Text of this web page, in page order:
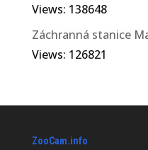
Views: 138648
Záchranná stanice
Views: 126821
ZooCam.info